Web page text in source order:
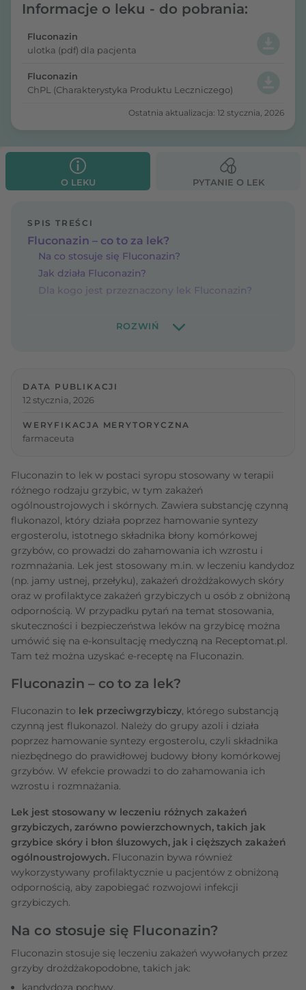
Informacje o leku - do pobrania:
Fluconazin
ulotka (pdf) dla pacjenta
Fluconazin
ChPL (Charakterystyka Produktu Leczniczego)
Ostatnia aktualizacja: 12 stycznia, 2026
O LEKU PYTANIE O LEK
SPIS TREŚCI
Fluconazin – co to za lek?
Na co stosuje się Fluconazin?
Jak działa Fluconazin?
Dla kogo jest przeznaczony lek Fluconazin?
DATA PUBLIKACJI
12 stycznia, 2026
WERYFIKACJA MERYTORYCZNA
farmaceuta
Fluconazin to lek w postaci syropu stosowany w terapii
różnego rodzaju grzybic, w tym zakażeń
ogólnoustrojowych i skórnych. Zawiera substancję czynną
flukonazol, który działa poprzez hamowanie syntezy
ergosterolu, istotnego składnika błony komórkowej
grzybów, co prowadzi do zahamowania ich wzrostu i
rozmnażania. Lek jest stosowany m.in. w leczeniu kandydoz
(np. jamy ustnej, przełyku), zakażeń drożdżakowych skóry
oraz w profilaktyce zakażeń grzybiczych u osób z obniżoną
odpornością. W przypadku pytań na temat stosowania,
skuteczności i bezpieczeństwa leków na grzybicę można
umówić się na e-konsultację medyczną na Receptomat.pl.
Tam też można uzyskać e-receptę na Fluconazin.
Fluconazin – co to za lek?
Fluconazin to lek przeciwgrzybiczy, którego substancją
czynną jest flukonazol. Należy do grupy azoli i działa
poprzez hamowanie syntezy ergosterolu, czyli składnika
niezbędnego do prawidłowej budowy błony komórkowej
grzybów. W efekcie prowadzi to do zahamowania ich
wzrostu i rozmnażania.
Lek jest stosowany w leczeniu różnych zakażeń
grzybiczych, zarówno powierzchownych, takich jak
grzybice skóry i błon śluzowych, jak i cięższych zakażeń
ogólnoustrojowych. Fluconazin bywa również
wykorzystywany profilaktycznie u pacjentów z obniżoną
odpornością, aby zapobiegać rozwojowi infekcji
grzybiczych.
Na co stosuje się Fluconazin?
Fluconazin stosuje się leczeniu zakażeń wywołanych przez
grzyby drożdżakopodobne, takich jak:
kandydoza pochwy,